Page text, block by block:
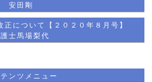
安田剛
について【２０２０年８月号】
士馬場梨代
ンツメニュー